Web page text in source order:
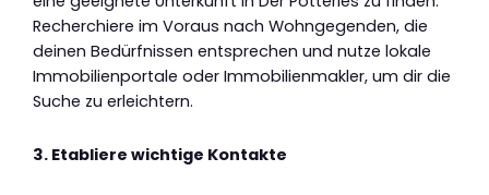
Recherchiere im Voraus nach Wohngegenden, die
deinen Bedürfnissen entsprechen und nutze lokale
Immobilienportale oder Immobilienmakler, um dir die
Suche zu erleichtern.
3. Etabliere wichtige Kontakte